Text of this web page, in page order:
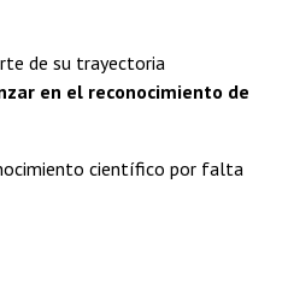
de su trayectoria
en el reconocimiento de
científico por falta